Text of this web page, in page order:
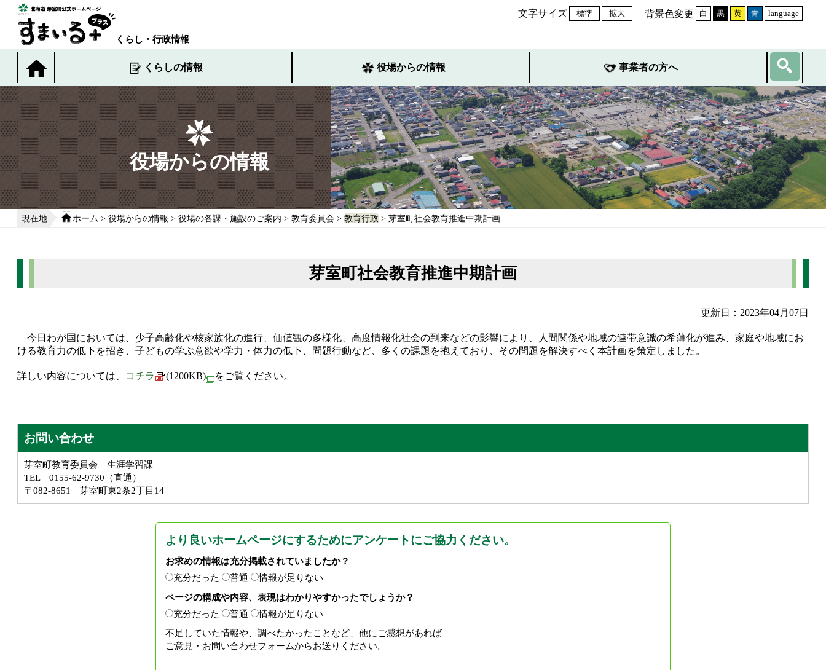
くらし・行政情報
文字サイズ 標準 拡大 背景色変更 白 黒 黄 青 language
くらしの情報 役場からの情報 事業者の方へ
役場からの情報
現在地 ホーム > 役場からの情報 > 役場の各課・施設のご案内 > 教育委員会 > 教育行政 > 芽室町社会教育推進中期計画
芽室町社会教育推進中期計画
更新日：2023年04月07日
今日わが国においては、少子高齢化や核家族化の進行、価値観の多様化、高度情報化社会の到来などの影響により、人間関係や地域の連帯意識の希薄化が進み、家庭や地域にお
ける教育力の低下を招き、子どもの学ぶ意欲や学力・体力の低下、問題行動など、多くの課題を抱えており、その問題を解決すべく本計画を策定しました。
詳しい内容については、 コチラ (1200KB) をご覧ください。
お問い合わせ
芽室町教育委員会 生涯学習課
TEL 0155-62-9730（直通）
〒082-8651 芽室町東2条2丁目14
より良いホームページにするためにアンケートにご協力ください。
お求めの情報は充分掲載されていましたか？
充分だった
普通
情報が足りない
ページの構成や内容、表現はわかりやすかったでしょうか？
充分だった
普通
情報が足りない
不足していた情報や、調べたかったことなど、他にご感想があれば
ご意見・お問い合わせフォームからお送りください。